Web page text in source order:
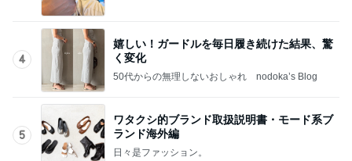
4
嬉しい！ガードルを毎日履き続けた結果、驚
く変化
50代からの無理しないおしゃれ nodoka’s Blog
5
ワタクシ的ブランド取扱説明書・モード系ブ
ランド海外編
日々是ファッション。